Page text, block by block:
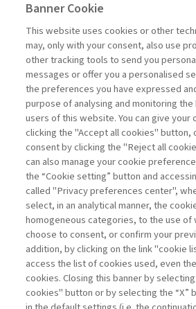
ESSERE O NON
SOSTENIBILITÀ
di Sylvie Goulard,
Pogutz
La consultazione dei libri è riservata
agli abbonati Premium
Legenda: Accedi Per registrati Per
Banner Cookie
This website uses cookies or other
may, only with your consent, also use
other tracking tools to send you
messages or offer you a personalised
the preferences you have expressed
purpose of analysing and monitoring
users of this website. You can give your
clicking the "Accept all cookies" button,
consent by clicking the "Reject all
can also manage your cookie
the “Cookie setting” button and
called "Privacy preferences center",
select, in an analytical manner, the
homogeneous categories, to the use of
choose to consent, or confirm your
addition, by clicking on the link "cookie
access the list of cookies used, even
cookies. Closing this banner by
cookies" button or by selecting the “X”